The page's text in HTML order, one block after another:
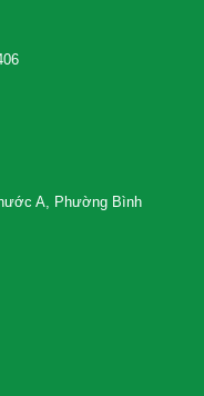
A, Phường Bình